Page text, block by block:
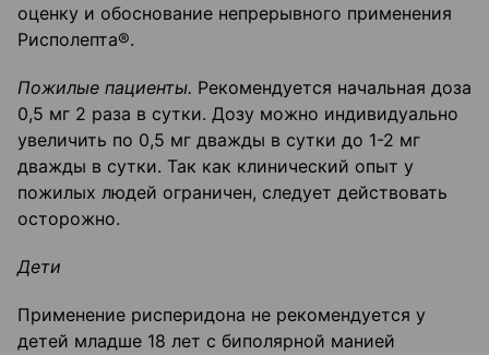
оценку и обоснование непрерывного применения
Рисполепта®.
Пожилые пациенты. Рекомендуется начальная доза
0,5 мг 2 раза в сутки. Дозу можно индивидуально
увеличить по 0,5 мг дважды в сутки до 1-2 мг
дважды в сутки. Так как клинический опыт у
пожилых людей ограничен, следует действовать
осторожно.
Дети
Применение рисперидона не рекомендуется у
детей младше 18 лет с биполярной манией